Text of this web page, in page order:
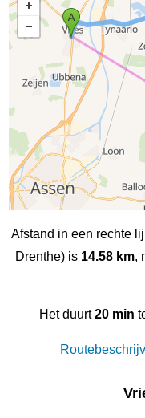
Afstand in een rechte
Drenthe) is 14.58 km,
Het duurt20 min